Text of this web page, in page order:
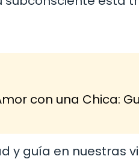
con una Chica:
y guía en nuestras